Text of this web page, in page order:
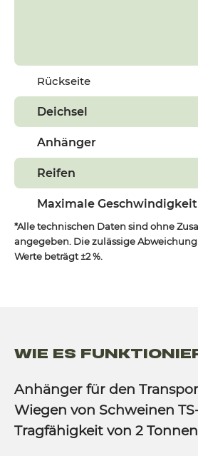
Rückseite
Deichsel
Anhänger
Reifen
Maximale Geschwindigkeit
*Alle technischen Daten sind ohne
angegeben. Die zulässige
Werte beträgt ±2 %.
WIE ES
Anhänger für den
Wiegen von Schweinen
Tragfähigkeit von 2